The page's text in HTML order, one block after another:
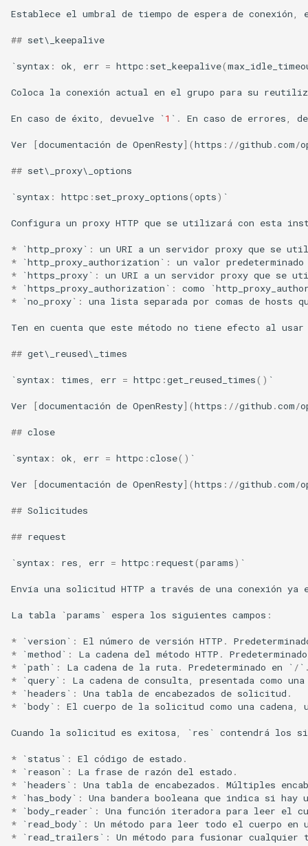
sticky
stream-lua
stream-upsync
sts
substitutions
sxg
sysguard
teslagov-jwt
traffic-accounting
trim
unbrotli
upload-progress
upload
upstream-dynamic
upstream-fair
upstream-jdomain
upsync
Establece el umbral de tiempo de espera de conexión
## set\ _keepalive
` syntax : ok err = httpc : set_keepalive(
Coloca la conexión actual en el grupo para su
En caso de éxito devuelve ` 1 ` . En caso de errores
Ver [documentación de OpenResty](https : //github .com/
## set\ _proxy\ _options
` syntax : httpc : set_proxy_options(opts) `
Configura un proxy HTTP que se utilizará con esta
* `http_proxy` : un URI a un servidor proxy que se
*
`http_proxy_authorization ` : un valor predeterminado
*
`https_proxy` : un URI a un servidor proxy que se
*
`https_proxy_authorization ` : como `
*
`no_proxy` : una lista separada por comas de hosts
Ten en cuenta que este método no tiene efecto al usar
## get\ _reused\ _times
` syntax : times err = httpc :get_reused_times() `
Ver [documentación de OpenResty](https : //github .com/
## close
` syntax : ok err = httpc :close() `
Ver [documentación de OpenResty](https : //github .com/
## Solicitudes
## request
` syntax : res err = httpc : request(params) `
Envía una solicitud HTTP a través de una conexión ya
La tabla `params ` espera los siguientes campos :
* `version ` : El número de versión HTTP .
*
`method ` : La cadena del método HTTP .
Predeterminado
*
`path ` : La cadena de la ruta . Predeterminado en ` / `
*
`query` : La cadena de consulta presentada como una
*
`headers ` : Una tabla de encabezados de solicitud .
*
`body` : El cuerpo de la solicitud como una cadena
Cuando la solicitud es exitosa ` res ` contendrá los
* ` status ` : El código de estado .
*
` reason ` : La frase de razón del estado .
*
`headers ` : Una tabla de encabezados . Múltiples
*
`has_body` : Una bandera booleana que indica si hay
*
`body_reader ` : Una función iteradora para leer el
*
` read_body` : Un método para leer todo el cuerpo en
*
` read_trailers ` : Un método para fusionar cualquier